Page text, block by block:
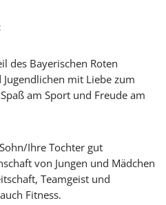
des Bayerischen Roten
mit Liebe zum
am Sport und Freude am
Ihre Tochter gut
von Jungen und Mädchen
Teamgeist und
Fitness.